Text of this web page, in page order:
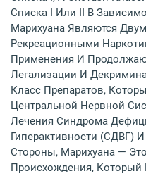
Списка I Или II В
Марихуана Являются
Рекреационными
Применения И
Легализации И
Класс Препаратов,
Центральной Нервной
Лечения Синдрома
Гиперактивности (СДВГ)
Стороны, Марихуана —
Происхождения,